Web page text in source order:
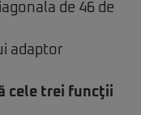
de 46 de
adaptor
cele trei funcţii